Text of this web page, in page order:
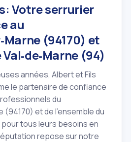
Votre serrurier
au
(94170) et
(94)
années, Albert et Fils
le partenaire de confiance
du
(94170) et de l'ensemble du
pour tous leurs besoins en
repose sur notre